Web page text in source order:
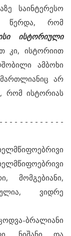
საინტერესო
წერდა, რომ
ისტორიული
კი, ისტორიით
ამბოხი
არ
რომ ისტორიას
- - - - - - - - - - -
მომგებიანი,
ვიდრე
ბრალიანი